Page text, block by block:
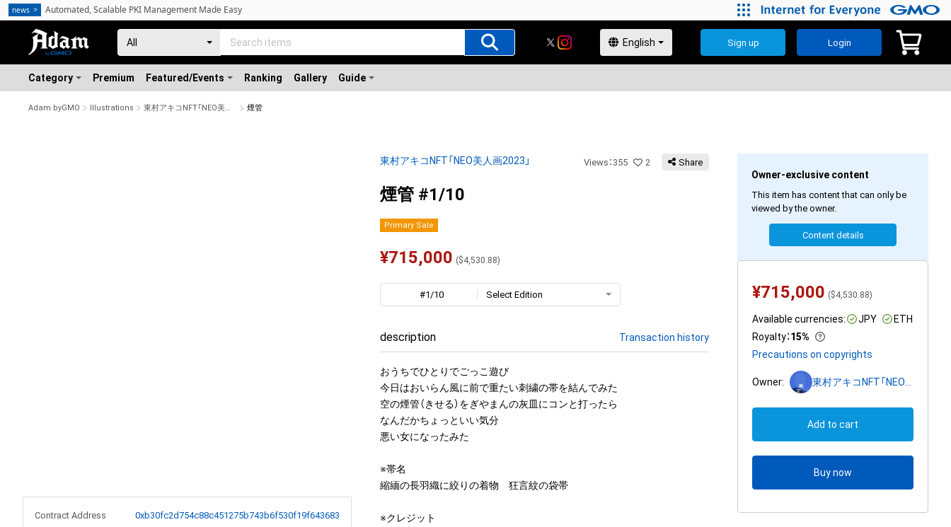
Sign up Login
Category Premium Featured/Events Ranking Gallery Guide
Adam byGMO Illustrations 東村アキコNFT「NEO美人画2023」 煙管
Contract Address
0xb30fc2d754c88c451275b743b6f530f19f643683
東村アキコNFT「NEO美人画2023」 Views ： 355 2 Share
煙管 #1/10
Primary Sale
¥715,000 ($4,530.88)
#1/10 Select Edition
description Transaction history
おうちでひとりでごっこ遊び
今日はおいらん風に前で重たい刺繍の帯を結んでみた
空の煙管（きせる）をぎやまんの灰皿にコンと打ったら
なんだかちょっといい気分
悪い女になったみた
※帯名
縮緬の長羽織に絞りの着物　狂言紋の袋帯
※クレジット
Owner-exclusive content
This item has content that can only be
viewed by the owner.
Content details
¥715,000 ($4,530.88)
Available currencies: JPY
ETH
Royalty：15%
Precautions on copyrights
Owner:
Add to cart
Buy now
news Automated, Scalable PKI Management Made Easy